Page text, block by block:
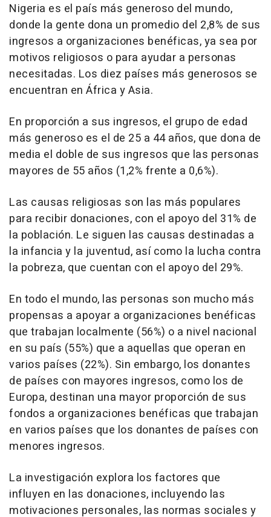
Nigeria es el país más generoso del mundo,
donde la gente dona un promedio del 2,8% de sus
ingresos a organizaciones benéficas, ya sea por
motivos religiosos o para ayudar a personas
necesitadas. Los diez países más generosos se
encuentran en África y Asia.
En proporción a sus ingresos, el grupo de edad
más generoso es el de 25 a 44 años, que dona de
media el doble de sus ingresos que las personas
mayores de 55 años (1,2% frente a 0,6%).
Las causas religiosas son las más populares
para recibir donaciones, con el apoyo del 31% de
la población. Le siguen las causas destinadas a
la infancia y la juventud, así como la lucha contra
la pobreza, que cuentan con el apoyo del 29%.
En todo el mundo, las personas son mucho más
propensas a apoyar a organizaciones benéficas
que trabajan localmente (56%) o a nivel nacional
en su país (55%) que a aquellas que operan en
varios países (22%). Sin embargo, los donantes
de países con mayores ingresos, como los de
Europa, destinan una mayor proporción de sus
fondos a organizaciones benéficas que trabajan
en varios países que los donantes de países con
menores ingresos.
La investigación explora los factores que
influyen en las donaciones, incluyendo las
motivaciones personales, las normas sociales y